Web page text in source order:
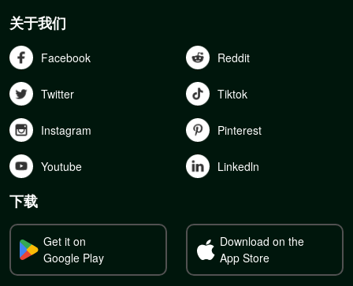
关于我们
Facebook Reddit
Twitter Tiktok
Instagram Pinterest
Youtube Linkedln
下载
Get it on
Google Play
Download on the
App Store